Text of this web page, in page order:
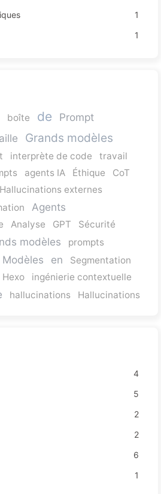
1
1
boîte de Prompt
Grands modèles
interprète de code
travail
agents IA Éthique
CoT
Hallucinations externes
Agents
Analyse GPT
Sécurité
modèles prompts
en
Segmentation
Hexo
ingénierie contextuelle
hallucinations Hallucinations
4
5
2
2
6
1